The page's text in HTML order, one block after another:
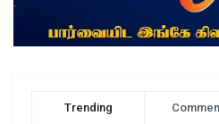
Trending